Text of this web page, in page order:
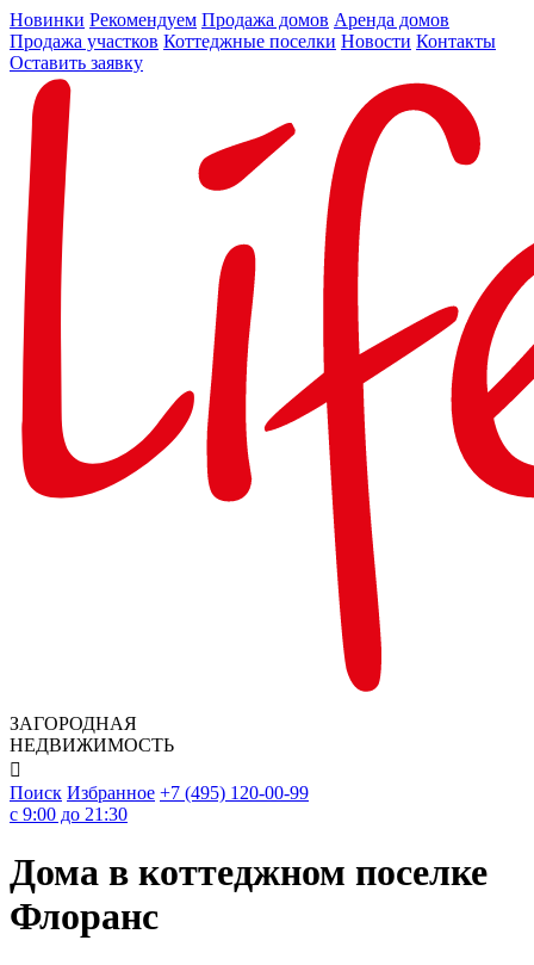
Новинки Рекомендуем Продажа домов Аренда домов
Продажа участков Коттеджные поселки Новости Контакты
Оставить заявку
ЗАГОРОДНАЯ
НЕДВИЖИМОСТЬ

Поиск Избранное +7 (495) 120-00-99
c 9:00 до 21:30
Дома в коттеджном поселке
Флоранс